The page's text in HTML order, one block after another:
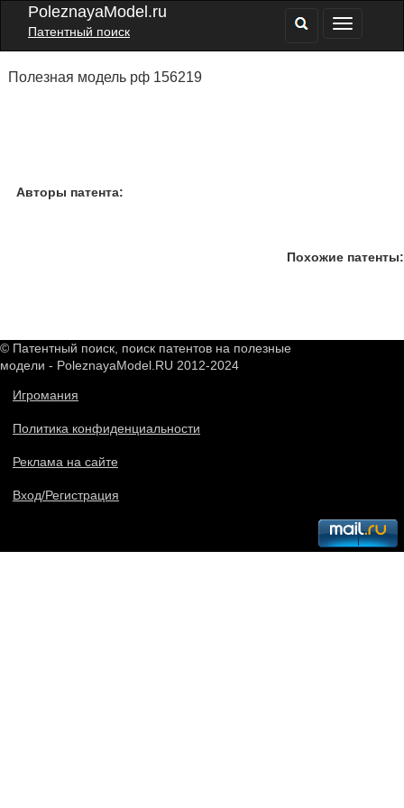
PoleznayaModel.ru
Патентный поиск
Полезная модель рф 156219
Авторы патента:
Похожие патенты:
© Патентный поиск, поиск патентов на полезные
модели - PoleznayaModel.RU 2012-2024
Игромания
Политика конфиденциальности
Реклама на сайте
Вход/Регистрация